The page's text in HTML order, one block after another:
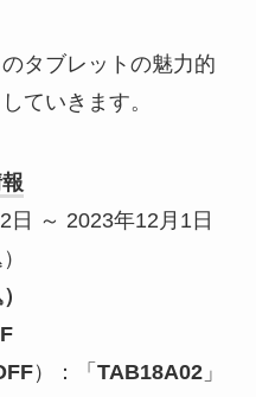
タブレットの魅力的
ていきます。
日 ～ 2023年12月1日
）：「 TAB18A02」